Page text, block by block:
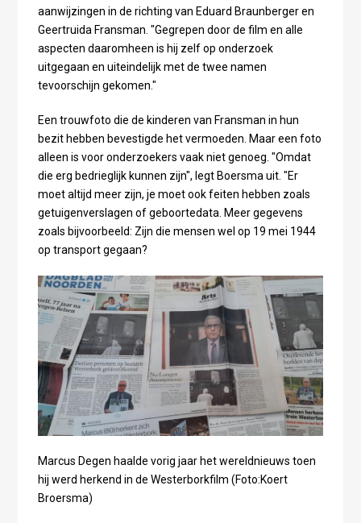
aanwijzingen in de richting van Eduard Braunberger en
Geertruida Fransman. "Gegrepen door de film en alle
aspecten daaromheen is hij zelf op onderzoek
uitgegaan en uiteindelijk met de twee namen
tevoorschijn gekomen."
Een trouwfoto die de kinderen van Fransman in hun
bezit hebben bevestigde het vermoeden. Maar een foto
alleen is voor onderzoekers vaak niet genoeg. "Omdat
die erg bedrieglijk kunnen zijn", legt Boersma uit. "Er
moet altijd meer zijn, je moet ook feiten hebben zoals
getuigenverslagen of geboortedata. Meer gegevens
zoals bijvoorbeeld: Zijn die mensen wel op 19 mei 1944
op transport gegaan?
Marcus Degen haalde vorig jaar het wereldnieuws toen
hij werd herkend in de Westerborkfilm (Foto:Koert
Broersma)